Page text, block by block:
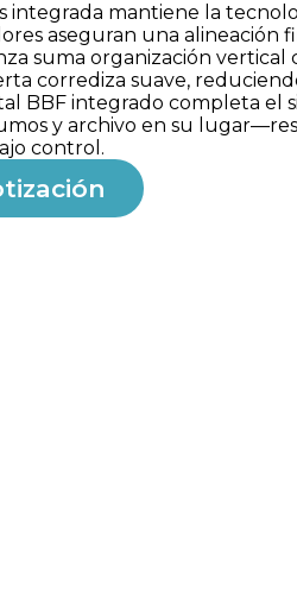
integrada mantiene la
aseguran una alineación
suma organización vertical
corrediza suave,
BBF integrado completa el
y archivo en su
control.